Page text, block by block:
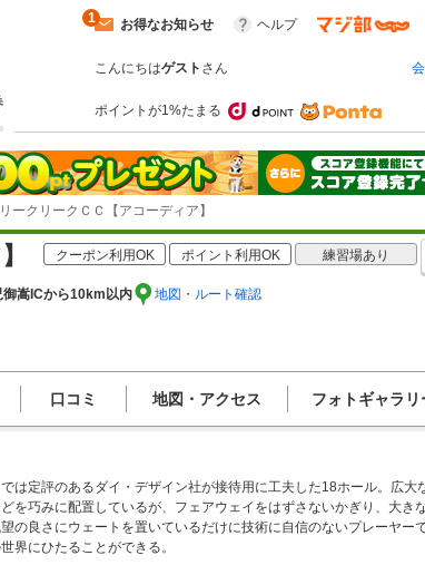
お得なお知らせ
1 ヘルプ
こんにちはゲスト さん
ポイントが1%たまる
ークリークＣＣ【アコーディア】
クーポン利用OK ポイント利用OK 練習場あり
御嵩ICから10km以内 地図・ルート確認
口コミ 地図・アクセス フォトギャラリ
は定評のあるダイ・デザイン社が接待用に工夫した18ホール。広大
を巧みに配置しているが、フェアウェイをはずさないかぎり、大き
の良さにウェートを置いているだけに技術に自信のないプレーヤー
界にひたることができる。